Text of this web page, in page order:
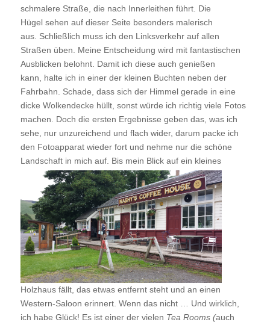
schmalere Straße, die nach Innerleithen führt. Die
Hügel sehen auf dieser Seite besonders malerisch
aus. Schließlich muss ich den Linksverkehr auf allen
Straßen üben. Meine Entscheidung wird mit fantastischen
Ausblicken belohnt. Damit ich diese auch genießen
kann, halte ich in einer der kleinen Buchten neben der
Fahrbahn. Schade, dass sich der Himmel gerade in eine
dicke Wolkendecke hüllt, sonst würde ich richtig viele Fotos
machen. Doch die ersten Ergebnisse geben das, was ich
sehe, nur unzureichend und flach wider, darum packe ich
den Fotoapparat wieder fort und nehme nur die schöne
Landschaft in mich auf. Bis mein Blick auf ein kleines
Holzhaus fällt, das etwas entfernt steht und an einen
Western-Saloon erinnert. Wenn das nicht … Und wirklich,
ich habe Glück! Es ist einer der vielen Tea Rooms (auch